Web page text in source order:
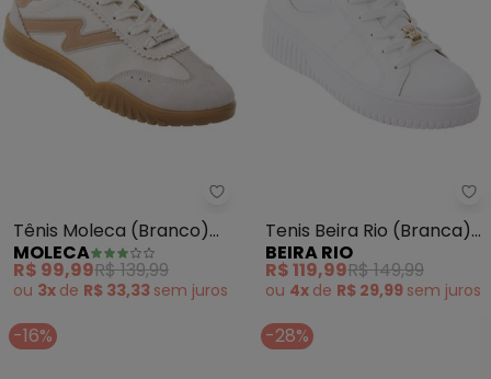
Moleca - Tênis Moleca
Tênis Moleca (Branco)
em Camurça Sintética
MOLECA
R$ 99,99R$ 139,99
ou 3x de R$ 33,33 sem juros
Tenis Beira Rio (Branca)
em Sintético
BEIRA RIO
R$ 119,99R$ 149,99
ou 4x de R$ 29,99 sem juros
-16% -28%